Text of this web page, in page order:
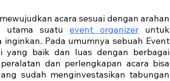
acara sesuai dengan arahan
utama suatu event organizer untuk
Pada umumnya sebuah Event
yang baik dan luas dengan berbagai
dan perlengkapan acara bisa
sudah menginvestasikan tabungan